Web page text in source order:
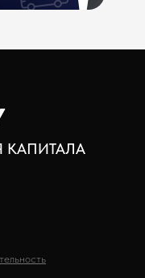
КАПИТАЛА